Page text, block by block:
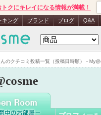
のクチコミ投稿一覧（投稿日時順） -
トクにキレイになる情報が満載！
キング ブランド ブログ Q&A
みるくが